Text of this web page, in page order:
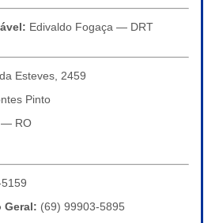
Edivaldo Fogaça — DRT
Esteves, 2459
Pinto
— RO
Geral: (69) 99903-5895